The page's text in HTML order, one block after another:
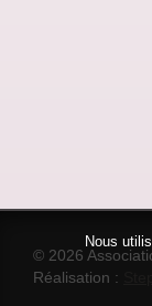
© 2026
Réalisation :
Nous